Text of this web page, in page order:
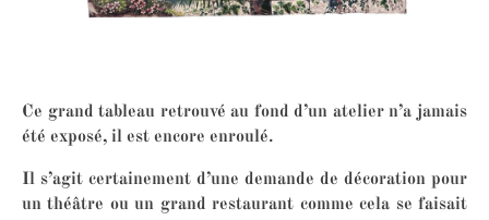
Ce grand tableau retrouvé au fond d’un atelier n’a jamais
été exposé, il est encore enroulé.
Il s’agit certainement d’une demande de décoration pour
un théâtre ou un grand restaurant comme cela se faisait